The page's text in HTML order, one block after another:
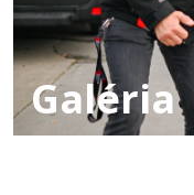
Galéria